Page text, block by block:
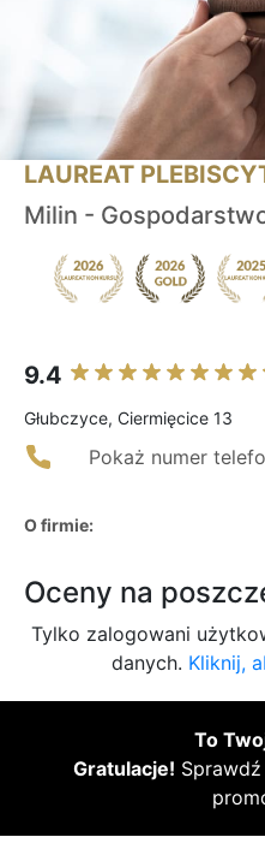
LAUREAT
Milin -
9.4
Głubczyce, Ciermięcice 13
Pokaż numer
O firmie:
Oceny na
Tylko zalogowani
danych. Kliknij,
To
Gratulacje!